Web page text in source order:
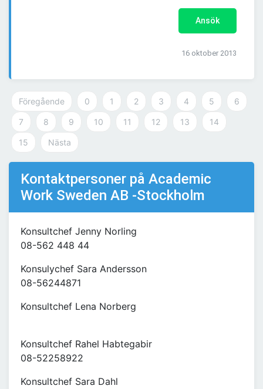
Ansök
16 oktober 2013
Föregående 0 1 2 3 4 5 6
7 8 9 10 11 12 13 14
15 Nästa
Kontaktpersoner på Academic
Work Sweden AB -Stockholm
Konsultchef Jenny Norling
08-562 448 44
Konsulychef Sara Andersson
08-56244871
Konsultchef Lena Norberg
Konsultchef Rahel Habtegabir
08-52258922
Konsultchef Sara Dahl